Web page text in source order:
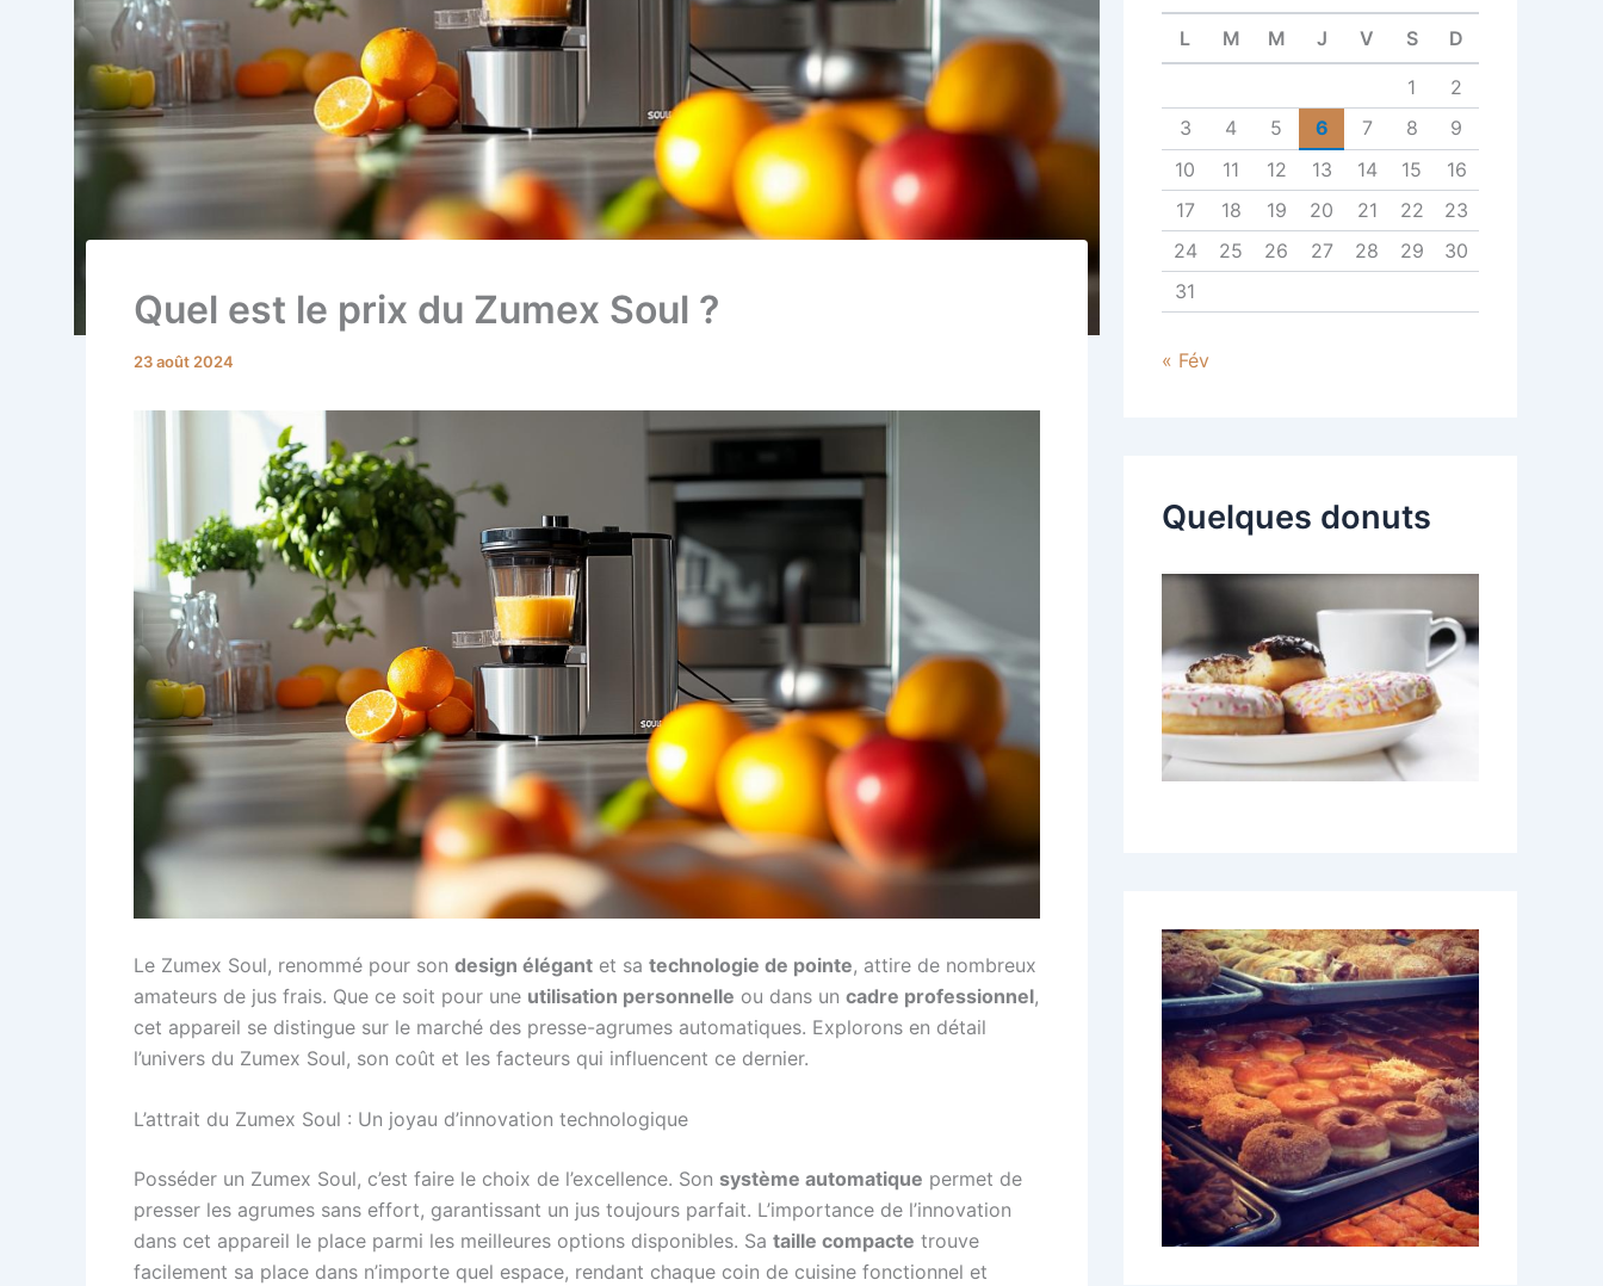
Quel est le prix du Zumex Soul ?
23 août 2024
Le Zumex Soul, renommé pour son design élégant et sa technologie de pointe, attire de nombreux
amateurs de jus frais. Que ce soit pour une utilisation personnelle ou dans un cadre professionnel,
cet appareil se distingue sur le marché des presse-agrumes automatiques. Explorons en détail
l’univers du Zumex Soul, son coût et les facteurs qui influencent ce dernier.
L’attrait du Zumex Soul : Un joyau d’innovation technologique
Posséder un Zumex Soul, c’est faire le choix de l’excellence. Son système automatique permet de
presser les agrumes sans effort, garantissant un jus toujours parfait. L’importance de l’innovation
dans cet appareil le place parmi les meilleures options disponibles. Sa taille compacte trouve
facilement sa place dans n’importe quel espace, rendant chaque coin de cuisine fonctionnel et
:
L M M J V S D
1
2
3
4 5 6 7 8
9
10
11 12 13 14 15
16
17
18 19 20 21 22
23
24
25 26 27 28 29
30
31
« Fév
Quelques donuts